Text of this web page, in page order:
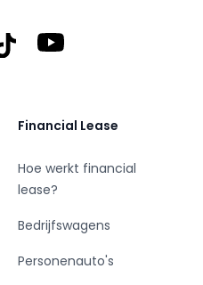
Dealer
YouTube
Financial Lease
Hoe werkt financial
lease?
Bedrijfswagens
Personenauto's